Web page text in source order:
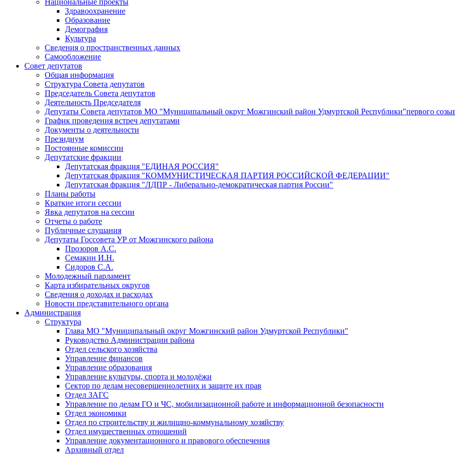
Здравоохранение
Образование
Демография
Культура
Сведения о пространственных данных
Самообложение
Совет депутатов
Общая информация
Структура Совета депутатов
Председатель Совета депутатов
Деятельность Председателя
Депутаты Совета депутатов МО "Муниципальный округ Можгинский район Удмуртской Республики"первого
График проведения встреч депутатами
Документы о деятельности
Президиум
Постоянные комиссии
Депутатские фракции
Депутатская фракция "ЕДИНАЯ РОССИЯ"
Депутатская фракция "КОММУНИСТИЧЕСКАЯ ПАРТИЯ РОССИЙСКОЙ ФЕДЕРАЦИИ"
Депутатская фракция "ЛДПР - Либерально-демократическая партия России"
Планы работы
Краткие итоги сессии
Явка депутатов на сессии
Отчеты о работе
Публичные слушания
Депутаты Госсовета УР от Можгинского района
Прозоров А.С.
Семакин И.Н.
Сидоров С.А.
Молодежный парламент
Карта избирательных округов
Сведения о доходах и расходах
Новости представительного органа
Администрация
Структура
Глава МО "Муниципальный округ Можгинский район Удмуртской Республики"
Руководство Администрации района
Отдел сельского хозяйства
Управление финансов
Управление образования
Управление культуры, спорта и молодёжи
Сектор по делам несовершеннолетних и защите их прав
Отдел ЗАГС
Управление по делам ГО и ЧС, мобилизационной работе и информационной безопасности
Отдел экономики
Отдел по строительству и жилищно-коммунальному хозяйству
Отдел имущественных отношений
Управление документационного и правового обеспечения
Архивный отдел